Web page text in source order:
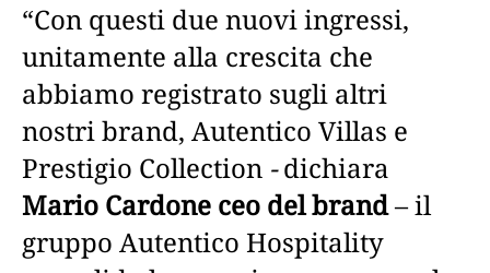
“Con questi due nuovi ingressi,
unitamente alla crescita che
abbiamo registrato sugli altri
nostri brand, Autentico Villas e
Prestigio Collection -dichiara
Mario Cardone ceo del brand–il
gruppo Autentico Hospitality